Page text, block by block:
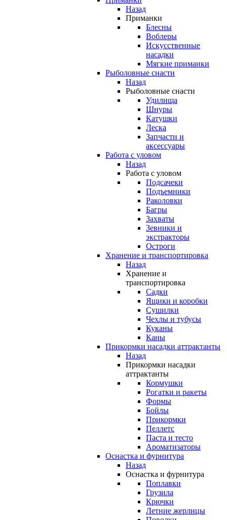
Назад
Приманки
Блесны
Воблеры
Искусственные
насадки
Мягкие приманки
Рыболовные снасти
Назад
Рыболовные снасти
Удилища
Шнуры
Катушки
Леска
Запчасти и
аксессуары
Работа с уловом
Назад
Работа с уловом
Подсачеки
Подъемники
Раколовки
Багры
Захваты
Зевники и
экстракторы
Остроги
Хранение и транспортировка
Назад
Хранение и
транспортировка
Садки
Ящики и коробки
Сушилки
Чехлы и тубусы
Куканы
Каны
Прикормки насадки аттрактанты
Назад
Прикормки насадки
аттрактанты
Кормушки
Рогатки и ракеты
Формы
Бойлы
Прикормки
Пеллетс
Паста и тесто
Ароматизаторы
Оснастка и фурнитура
Назад
Оснастка и фурнитура
Поплавки
Грузила
Крючки
Летние жерлицы